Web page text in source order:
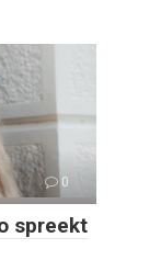
0
spreekt